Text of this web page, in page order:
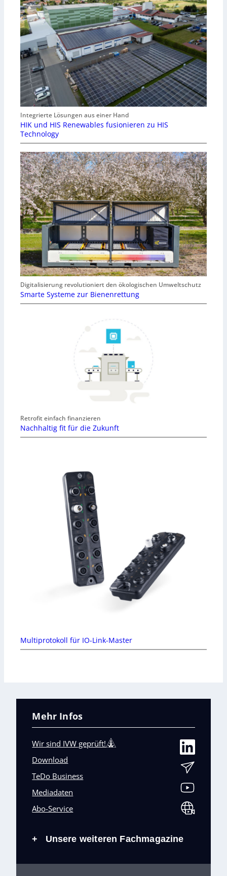
Integrierte Lösungen aus einer Hand
HIK und HIS Renewables fusionieren zu HIS
Technology
Digitalisierung revolutioniert den ökologischen Umweltschutz
Smarte Systeme zur Bienenrettung
Retrofit einfach finanzieren
Nachhaltig fit für die Zukunft
Multiprotokoll für IO-Link-Master
Mehr Infos
Wir sind IVW geprüft!
Download
TeDo Business
Mediadaten
Abo-Service
+ Unsere weiteren Fachmagazine